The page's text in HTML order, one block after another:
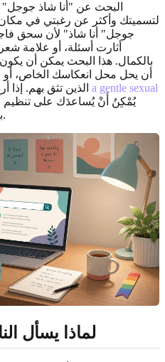
البحث عن "أنا شاذ جوجل"
لتسميتك وأكثر عن رغبتي في
جوجل" أنا شاذ" لأن سحق
أثارت أسئلة، أو علامة
بالكمال. هذا البحث يمكن أن
أن يحل محل انعكاسك الخاص، أو
a gentle sexual
بدون معالجة النتيجة كإجابة نهائية.
لماذا يسأل